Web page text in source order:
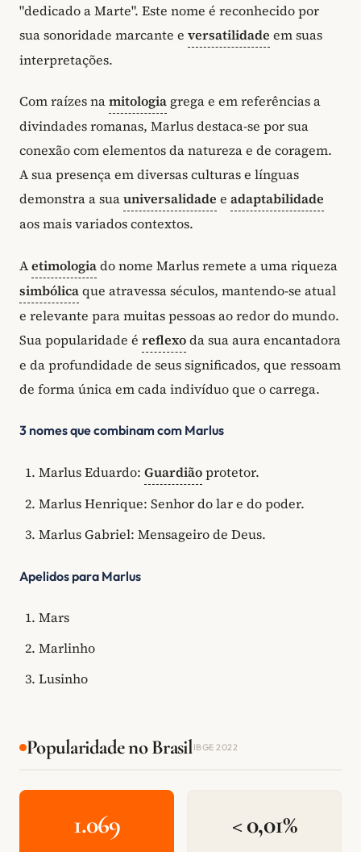
"dedicado a Marte". Este nome é reconhecido por
sua sonoridade marcante e versatilidade em suas
interpretações.
Com raízes namitologia grega e em referências a
divindades romanas, Marlus destaca-se por sua
conexão com elementos da natureza e de coragem.
A sua presença em diversas culturas e línguas
demonstra a suauniversalidade e adaptabilidade
aos mais variados contextos.
Aetimologiado nome Marlus remete a uma riqueza
simbólicaque atravessa séculos, mantendo-se atual
e relevante para muitas pessoas ao redor do mundo.
Sua popularidade é reflexoda sua aura encantadora
e da profundidade de seus significados, que ressoam
de forma única em cada indivíduo que o carrega.
3 nomes que combinam com Marlus
Marlus Eduardo: Guardiãoprotetor.
Marlus Henrique: Senhor do lar e do poder.
Marlus Gabriel: Mensageiro de Deus.
Apelidos para Marlus
Mars
Marlinho
Lusinho
Popularidade no BrasilIBGE 2022
1.069 < 0,01%